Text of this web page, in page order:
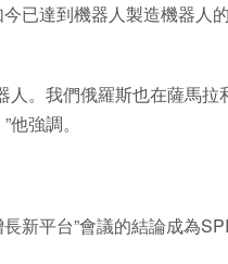
已達到機器人製造機器人
人。我們俄羅斯也在薩馬拉
強調。
新平台”會議的結論成為